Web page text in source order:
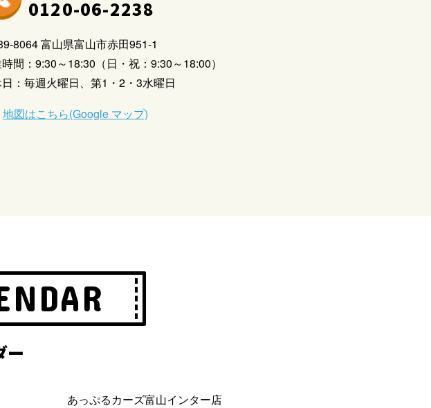
0120-06-2238
8064 富山県富山市赤田951-1
間：9:30～18:30（日・祝：9:30～18:00）
：毎週火曜日、第1・2・3水曜日
地図はこちら(Google マップ)
ー
あっぷるカーズ富山インター店